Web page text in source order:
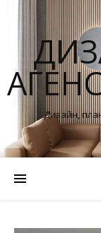
Дизайн,